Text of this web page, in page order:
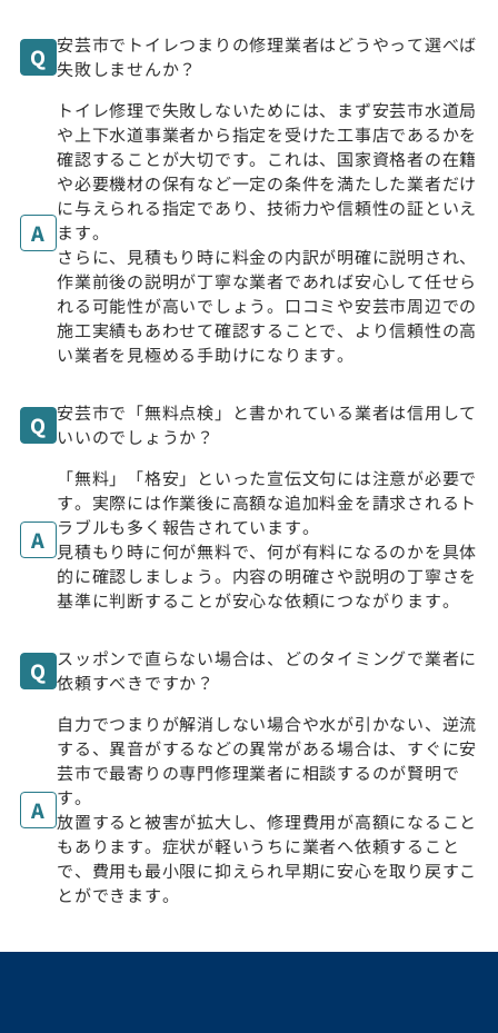
安芸市でトイレつまりの修理業者はどうやって選べば
失敗しませんか？
トイレ修理で失敗しないためには、まず安芸市水道局
や上下水道事業者から指定を受けた工事店であるかを
確認することが大切です。これは、国家資格者の在籍
や必要機材の保有など一定の条件を満たした業者だけ
に与えられる指定であり、技術力や信頼性の証といえ
ます。
さらに、見積もり時に料金の内訳が明確に説明され、
作業前後の説明が丁寧な業者であれば安心して任せら
れる可能性が高いでしょう。口コミや安芸市周辺での
施工実績もあわせて確認することで、より信頼性の高
い業者を見極める手助けになります。
安芸市で「無料点検」と書かれている業者は信用して
いいのでしょうか？
「無料」「格安」といった宣伝文句には注意が必要で
す。実際には作業後に高額な追加料金を請求されるト
ラブルも多く報告されています。
見積もり時に何が無料で、何が有料になるのかを具体
的に確認しましょう。内容の明確さや説明の丁寧さを
基準に判断することが安心な依頼につながります。
スッポンで直らない場合は、どのタイミングで業者に
依頼すべきですか？
自力でつまりが解消しない場合や水が引かない、逆流
する、異音がするなどの異常がある場合は、すぐに安
芸市で最寄りの専門修理業者に相談するのが賢明で
す。
放置すると被害が拡大し、修理費用が高額になること
もあります。症状が軽いうちに業者へ依頼すること
で、費用も最小限に抑えられ早期に安心を取り戻すこ
とができます。